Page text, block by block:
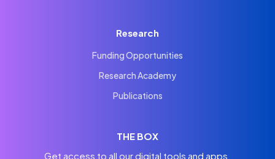
Research
Funding Opportunities
Research Academy
Publications
THE BOX
Get access to all our digital tools and apps.